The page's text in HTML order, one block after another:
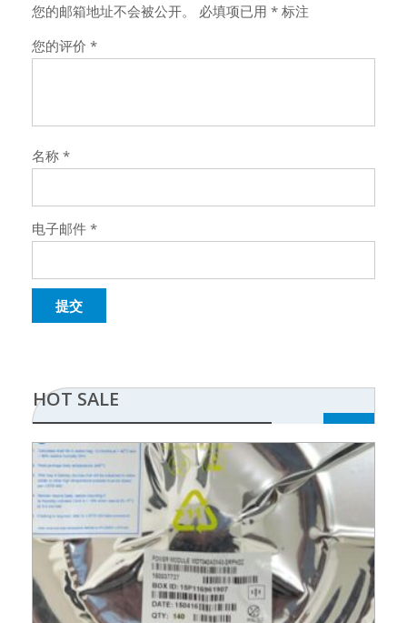
您的邮箱地址不会被公开。
必填项已用 * 标注
您的评价 *
名称 *
电子邮件 *
HOT SALE